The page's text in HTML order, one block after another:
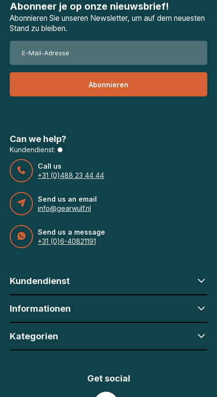
Abonneer je op onze nieuwsbrief!
Abonnieren Sie unseren Newsletter, um auf dem neuesten
Stand zu bleiben.
Abonnieren
Can we help?
Kundendienst:
Call us
+31 (0)488 23 44 44
Send us an email
info@gearwulf.nl
Send us a message
+31 (0)6-40821191
Kundendienst
Informationen
Kategorien
Get social